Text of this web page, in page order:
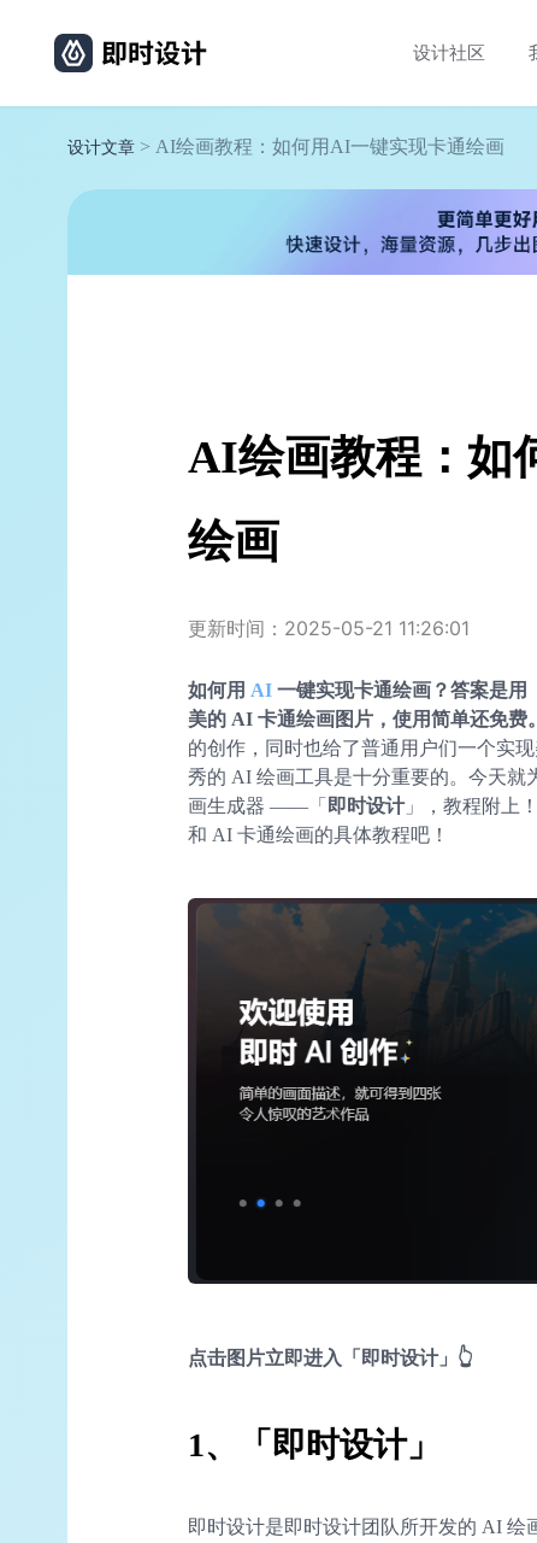
设计社区
设计文章 > AI绘画教程：如何用AI一键实现卡通绘画
AI绘画教程：如
绘画
更新时间：2025-05-21 11:26:01
如何用 AI 一键实现卡通绘画？答案是用
美的 AI 卡通绘画图片，使用简单还免费。
的创作，同时也给了普通用户们一个实
秀的 AI 绘画工具是十分重要的。今天就
画生成器 ——「 即时设计」，教程附上
和 AI 卡通绘画的具体教程吧！
点击图片立即进入「即时设计」👆
1、 「即时设计」
即时设计是即时设计团队所开发的 AI